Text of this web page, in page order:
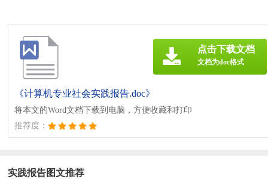
《计算机专业社会实践报告.doc》
将本文的Word文档下载到电脑，方便收藏和打印
推荐度：
点击下载文档
文档为doc格式
实践报告图文推荐